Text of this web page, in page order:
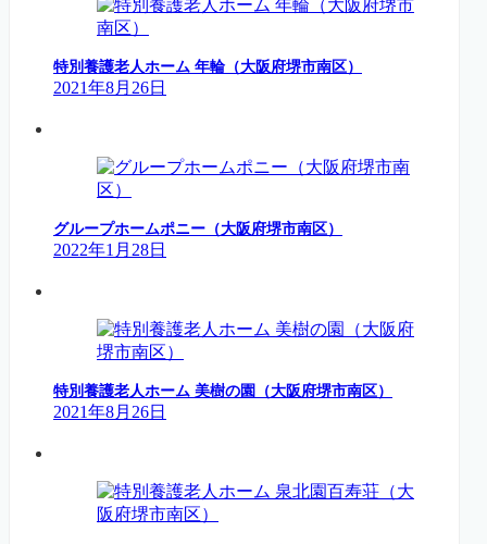
特別養護老人ホーム 年輪（大阪府堺市南区）
2021年8月26日
グループホームポニー（大阪府堺市南区）
2022年1月28日
特別養護老人ホーム 美樹の園（大阪府堺市南区）
2021年8月26日